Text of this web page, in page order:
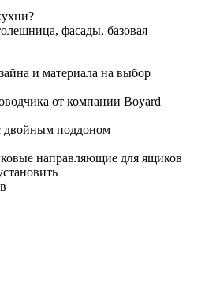
фасады, базовая
и материала на выбор
от компании Boyard
двойным поддоном
направляющие для ящиков